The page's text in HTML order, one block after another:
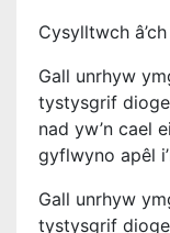
Cysylltwch
Gall unrhyw
tystysgrif
nad yw’n cael
gyflwyno apêl
Gall unrhyw
tystysgrif